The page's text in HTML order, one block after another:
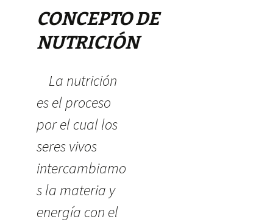
CONCEPTO DE
NUTRICIÓN
La nutrición
es el proceso
por el cual los
seres vivos
intercambiamo
s la materia y
energía con el